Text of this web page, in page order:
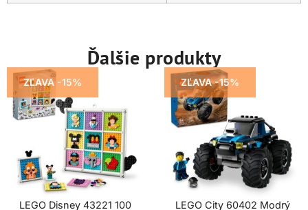
Ďalšie produkty
ZĽAVA -15%
LEGO Disney 43221 100
ZĽAVA -15%
LEGO City 60402 Modrý